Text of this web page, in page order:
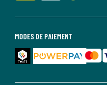
MODES DE PAIEMENT